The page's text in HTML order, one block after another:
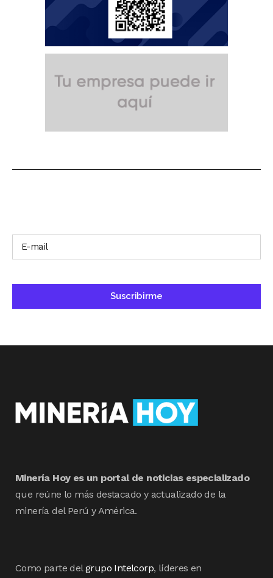
Minería Hoy es un portal de noticias especializado
que reúne lo más destacado y actualizado de la
minería del Perú y América.
Como parte delgrupo Intelcorp, líderes en